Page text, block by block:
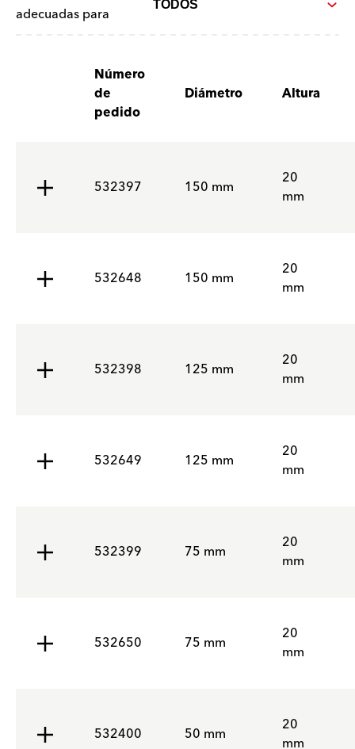
adecuadas para
Número
de
pedido
Diámetro Altura
532397 150 mm
20
mm
532648 150 mm
20
mm
532398 125 mm
20
mm
532649 125 mm
20
mm
532399 75 mm
20
mm
532650 75 mm
20
mm
532400 50 mm
20
mm